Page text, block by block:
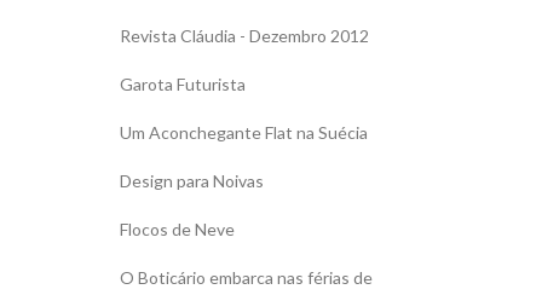
Revista Cláudia - Dezembro 2012
Garota Futurista
Um Aconchegante Flat na Suécia
Design para Noivas
Flocos de Neve
O Boticário embarca nas férias de